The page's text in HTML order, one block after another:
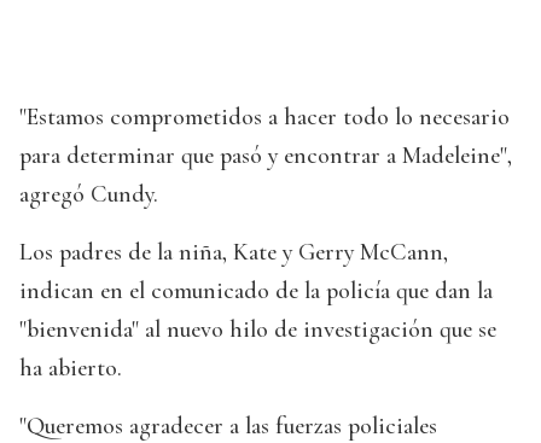
"Estamos comprometidos a hacer todo lo necesario
para determinar que pasó y encontrar a Madeleine",
agregó Cundy.
Los padres de la niña, Kate y Gerry McCann,
indican en el comunicado de la policía que dan la
"bienvenida" al nuevo hilo de investigación que se
ha abierto.
"Queremos agradecer a las fuerzas policiales